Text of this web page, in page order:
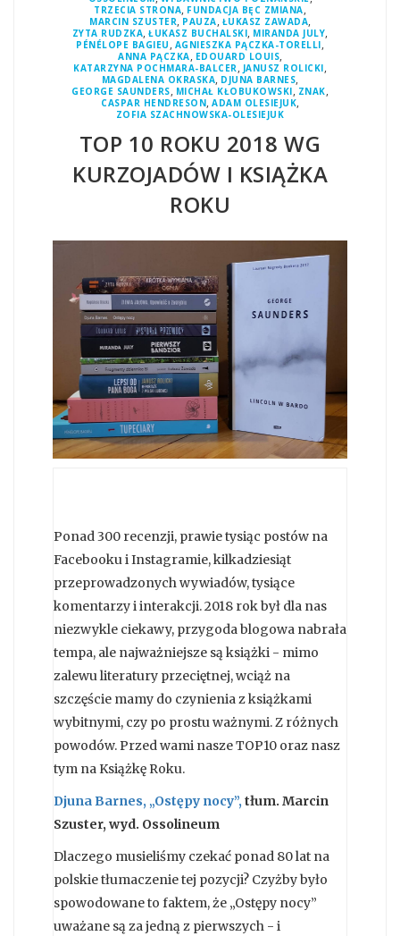
TRZECIA STRONA, FUNDACJA BĘC ZMIANA,
MARCIN SZUSTER, PAUZA, ŁUKASZ ZAWADA,
ZYTA RUDZKA,ŁUKASZ BUCHALSKI, MIRANDA JULY,
PÉNÉLOPE BAGIEU , AGNIESZKA PĄCZKA-TORELLI,
ANNA PĄCZKA, EDOUARD LOUIS,
KATARZYNA POCHMARA-BALCER, JANUSZ ROLICKI,
MAGDALENA OKRASKA, DJUNA BARNES,
GEORGE SAUNDERS, MICHAŁ KŁOBUKOWSKI, ZNAK,
CASPAR HENDRESON, ADAM OLESIEJUK,
ZOFIA SZACHNOWSKA-OLESIEJUK
TOP 10 ROKU 2018 WG
KURZOJADÓW I KSIĄŻKA
ROKU
Ponad 300 recenzji, prawie tysiąc postów na
Facebooku i Instagramie, kilkadziesiąt
przeprowadzonych wywiadów, tysiące
komentarzy i interakcji. 2018 rok był dla nas
niezwykle ciekawy, przygoda blogowa nabrała
tempa, ale najważniejsze są książki - mimo
zalewu literatury przeciętnej, wciąż na
szczęście mamy do czynienia z książkami
wybitnymi, czy po prostu ważnymi. Z różnych
powodów. Przed wami nasze TOP10 oraz nasz
tym na Książkę Roku.
Djuna Barnes, „Ostępy nocy”, tłum. Marcin
Szuster, wyd. Ossolineum
Dlaczego musieliśmy czekać ponad 80 lat na
polskie tłumaczenie tej pozycji? Czyżby było
spowodowane to faktem, że „Ostępy nocy”
uważane są za jedną z pierwszych - i